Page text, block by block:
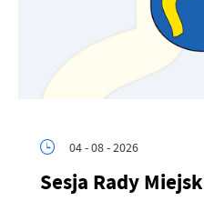
04 - 08 - 2026
Sesja Rady